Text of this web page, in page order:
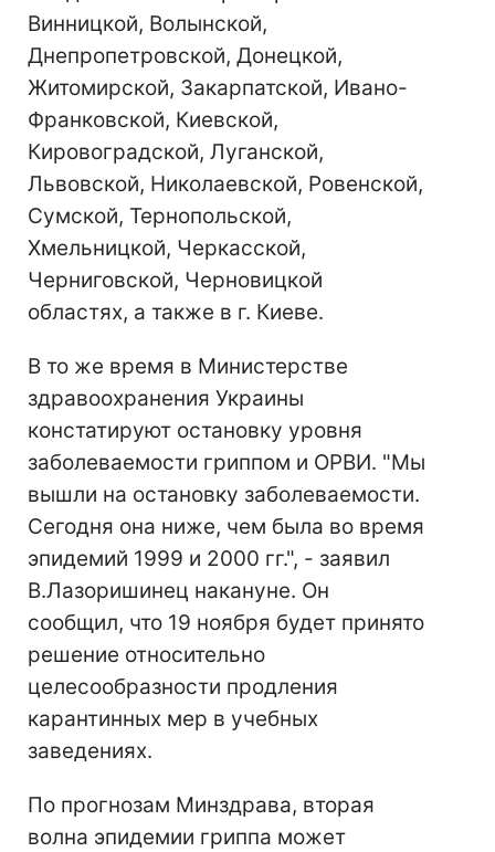
Винницкой, Волынской,
Днепропетровской, Донецкой,
Житомирской, Закарпатской, Ивано-
Франковской, Киевской,
Кировоградской, Луганской,
Львовской, Николаевской, Ровенской,
Сумской, Тернопольской,
Хмельницкой, Черкасской,
Черниговской, Черновицкой
областях, а также в г. Киеве.
В то же время в Министерстве
здравоохранения Украины
констатируют остановку уровня
заболеваемости гриппом и ОРВИ. "Мы
вышли на остановку заболеваемости.
Сегодня она ниже, чем была во время
эпидемий 1999 и 2000 гг.", - заявил
В.Лазоришинец накануне. Он
сообщил, что 19 ноября будет принято
решение относительно
целесообразности продления
карантинных мер в учебных
заведениях.
По прогнозам Минздрава, вторая
волна эпидемии гриппа может